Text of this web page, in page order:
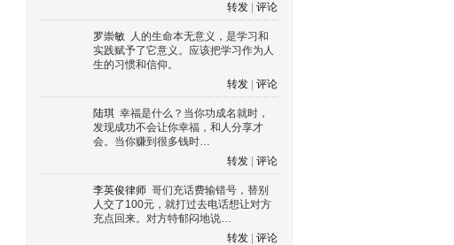
转发
评论
罗崇敏 人的生命本无意义，是学习和
实践赋予了它意义。应该把学习作为人
生的习惯和信仰。
转发
评论
陆琪 幸福是什么？当你功成名就时，
发现成功不会让你幸福，和人分享才
会。当你赚到很多钱时…
转发
评论
李英俊律师 哥们充话费输错号，替别
人交了100元，就打过去电话想让对方
充点回来。对方特郁闷地说…
转发
评论